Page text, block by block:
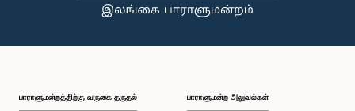
பாராளுமன்றத்திற்கு வருகை தருதல் பாராளுமன்ற அலுவல்கள்